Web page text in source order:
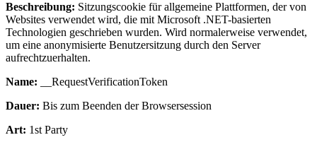
Beschreibung: Sitzungscookie für allgemeine Plattformen, der von
Websites verwendet wird, die mit Microsoft .NET-basierten
Technologien geschrieben wurden. Wird normalerweise verwendet,
um eine anonymisierte Benutzersitzung durch den Server
aufrechtzuerhalten.
Name: __RequestVerificationToken
Dauer: Bis zum Beenden der Browsersession
Art: 1st Party